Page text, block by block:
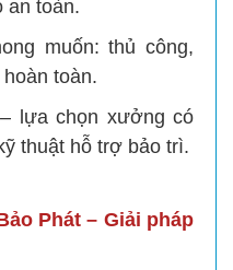
an toàn.
muốn: thủ công,
toàn.
lựa chọn xưởng có
thuật hỗ trợ bảo trì.
Phát – Giải pháp